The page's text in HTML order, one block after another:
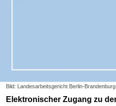
Bild: Landesarbeitsgericht Berlin-Brandenburg
Elektronischer Zugang zu den Berliner Gerichten und